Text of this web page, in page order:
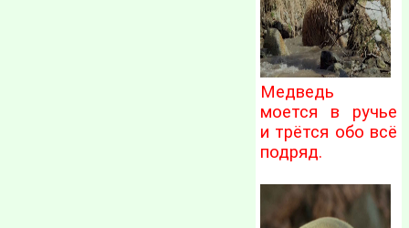
Медведь
моется в ручье
и трётся обо всё
подряд.